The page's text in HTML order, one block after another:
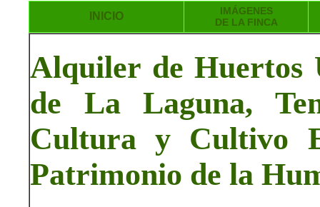
INICIO
IMÁGENES
DE LA FINCA
Alquiler de Huertos
de La Laguna,
Cultura y Cultivo
Patrimonio de la